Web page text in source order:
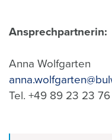
Ansprechpartnerin:
Anna Wolfgarten
Tel. +49 89 23 23